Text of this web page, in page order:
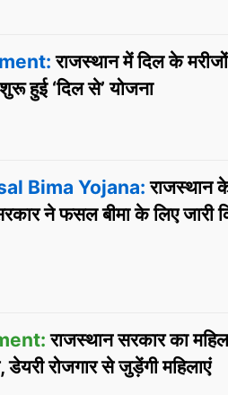
राजस्थान में दिल के
हुई ‘दिल से’ योजना
Bima Yojana: राजस्थान
ने फसल बीमा के लिए जारी
राजस्थान सरकार का
रोजगार से जुड़ेंगी महिलाएं